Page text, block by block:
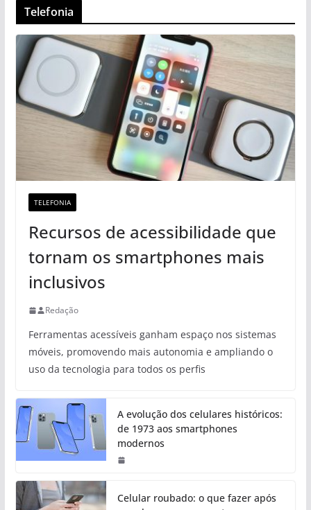
Telefonia
TELEFONIA
Recursos de acessibilidade que
tornam os smartphones mais
inclusivos
Redação
Ferramentas acessíveis ganham espaço nos sistemas
móveis, promovendo mais autonomia e ampliando o
uso da tecnologia para todos os perfis
A evolução dos celulares históricos:
de 1973 aos smartphones
modernos
Celular roubado: o que fazer após